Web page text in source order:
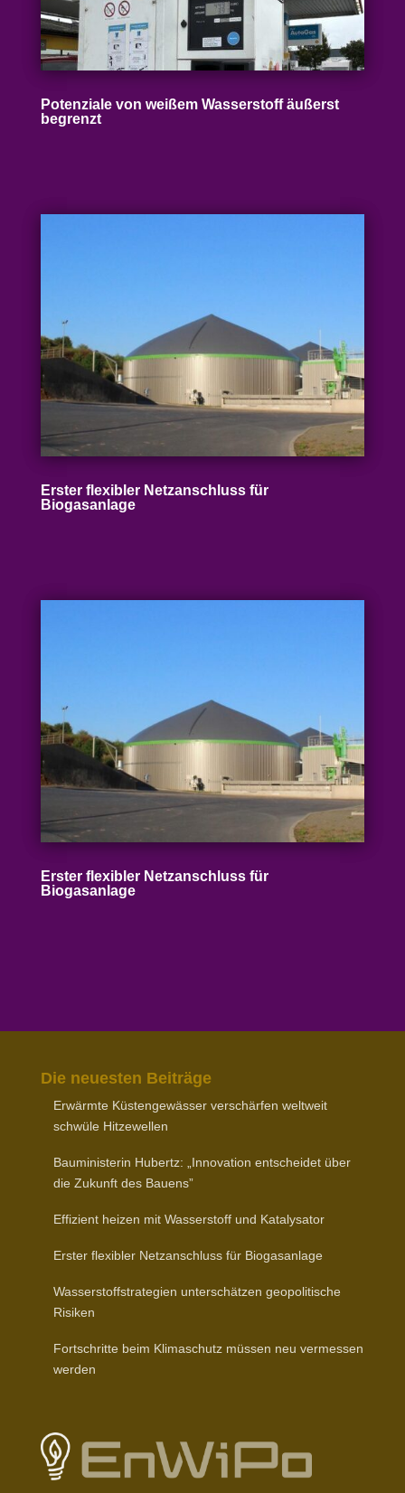
Poten­ziale von weißem Wasser­stoff äußerst
begrenzt
Erster flexibler Netz­an­schluss für
Biogasanlage
Erster flexibler Netz­an­schluss für
Biogasanlage
Die neuesten Beiträge
Erwärmte Küsten­ge­wässer verschärfen weltweit
schwüle Hitzewellen
Baumi­nis­terin Hubertz: „Inno­vation entscheidet über
die Zukunft des Bauens”
Effizient heizen mit Wasser­stoff und Katalysator
Erster flexibler Netz­an­schluss für Biogasanlage
Wasser­stoff­stra­tegien unter­schätzen geopo­li­tische
Risiken
Fort­schritte beim Klima­schutz müssen neu vermessen
werden